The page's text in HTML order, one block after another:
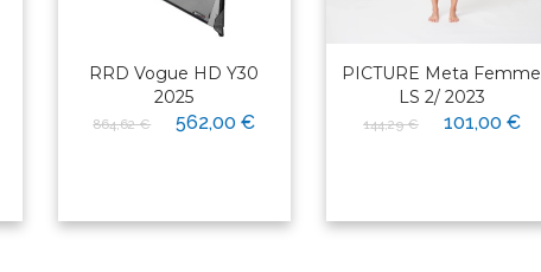
RRD Vogue HD Y30
2025
864,62 € 562,00 €
PICTURE Meta Femme
LS 2/ 2023
144,29 € 101,00 €